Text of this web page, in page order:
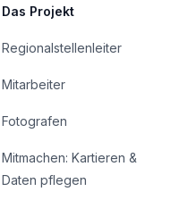
Das Projekt
Regionalstellenleiter
Mitarbeiter
Fotografen
Mitmachen: Kartieren &
Daten pflegen